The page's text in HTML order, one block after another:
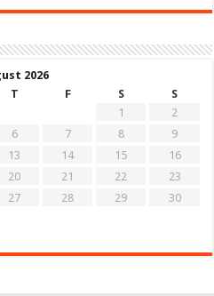
2026
T F S
S
1
2
6 7 8
9
13 14 15
16
20 21 22
23
27 28 29
30